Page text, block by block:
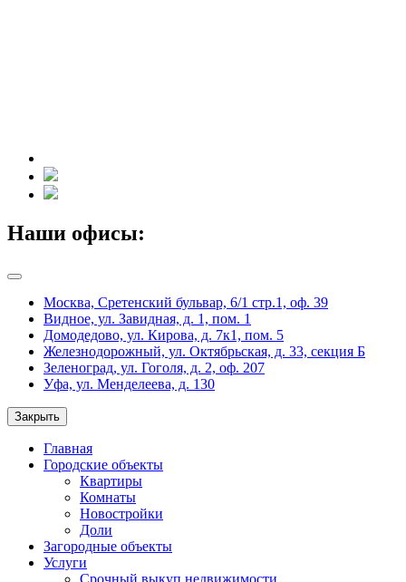
Наши офисы:
Москва, Сретенский бульвар, 6/1 стр.1, оф. 39
Видное, ул. Завидная, д. 1, пом. 1
Домодедово, ул. Кирова, д. 7к1, пом. 5
Железнодорожный, ул. Октябрьская, д. 33, секция Б
Зеленоград, ул. Гоголя, д. 2, оф. 207
Уфа, ул. Менделеева, д. 130
Закрыть
Главная
Городские объекты
Квартиры
Комнаты
Новостройки
Доли
Загородные объекты
Услуги
Срочный выкуп недвижимости